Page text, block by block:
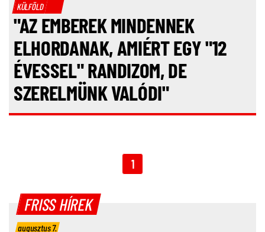
KÜLFÖLD
"AZ EMBEREK MINDENNEK
ELHORDANAK, AMIÉRT EGY "12
ÉVESSEL" RANDIZOM, DE
SZERELMÜNK VALÓDI"
1
FRISS HÍREK
augusztus 7.